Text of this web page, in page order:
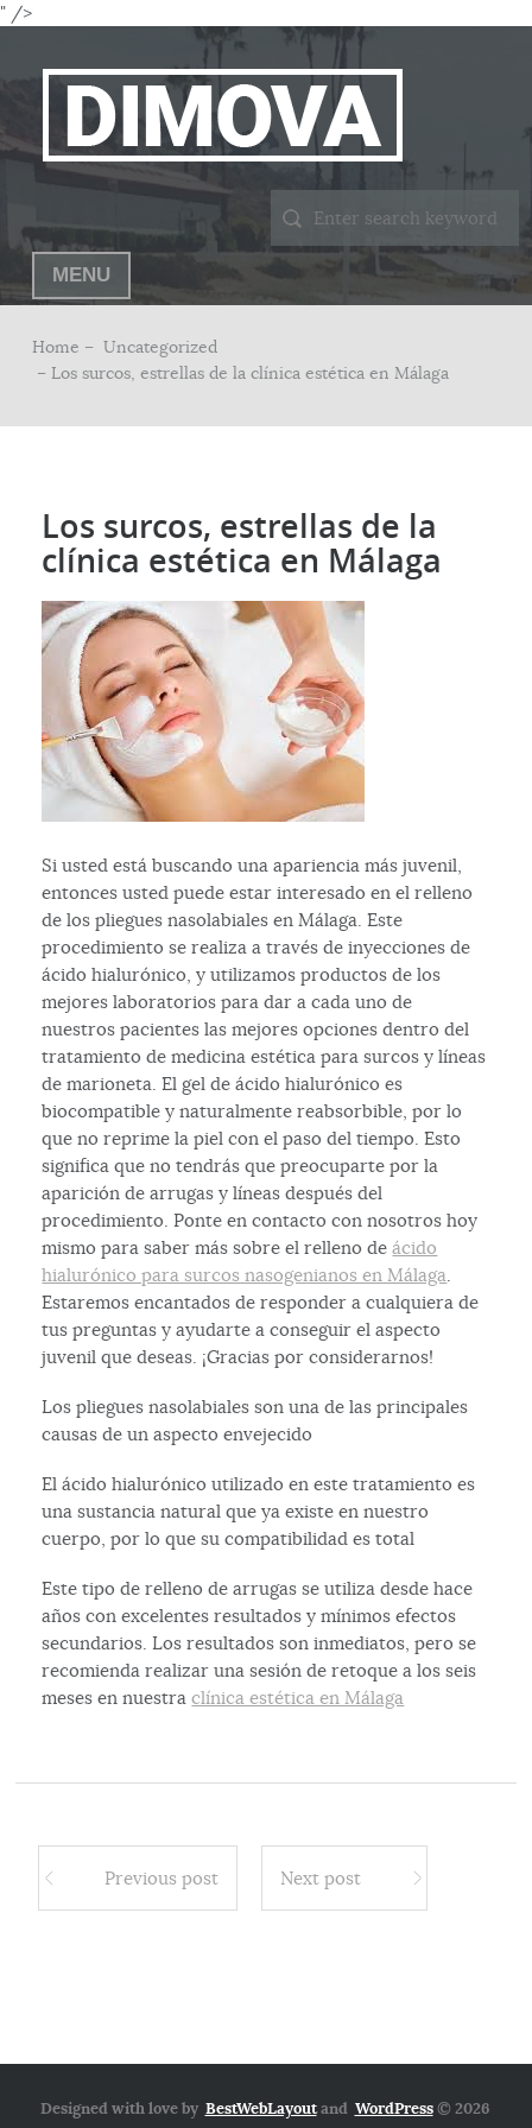
" />
MENU
Home – Uncategorized
– Los surcos, estrellas de la clínica estética en Málaga
Los surcos, estrellas de la
clínica estética en Málaga
Si usted está buscando una apariencia más juvenil,
entonces usted puede estar interesado en el relleno
de los pliegues nasolabiales en Málaga. Este
procedimiento se realiza a través de inyecciones de
ácido hialurónico, y utilizamos productos de los
mejores laboratorios para dar a cada uno de
nuestros pacientes las mejores opciones dentro del
tratamiento de medicina estética para surcos y líneas
de marioneta. El gel de ácido hialurónico es
biocompatible y naturalmente reabsorbible, por lo
que no reprime la piel con el paso del tiempo. Esto
significa que no tendrás que preocuparte por la
aparición de arrugas y líneas después del
procedimiento. Ponte en contacto con nosotros hoy
mismo para saber más sobre el relleno deácido
hialurónico para surcos nasogenianos en Málaga.
Estaremos encantados de responder a cualquiera de
tus preguntas y ayudarte a conseguir el aspecto
juvenil que deseas. ¡Gracias por considerarnos!
Los pliegues nasolabiales son una de las principales
causas de un aspecto envejecido
El ácido hialurónico utilizado en este tratamiento es
una sustancia natural que ya existe en nuestro
cuerpo, por lo que su compatibilidad es total
Este tipo de relleno de arrugas se utiliza desde hace
años con excelentes resultados y mínimos efectos
secundarios. Los resultados son inmediatos, pero se
recomienda realizar una sesión de retoque a los seis
meses en nuestraclínica estética en Málaga
Previous post Next post
Designed with love by BestWebLayoutand WordPress© 2026